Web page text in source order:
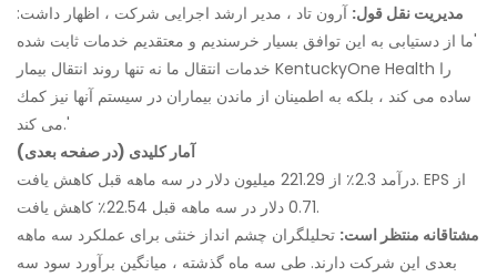
مدیریت نقل قول: آرون تاد ، مدیر ارشد اجرایی شرکت ، اظهار داشت:
'ما از دستیابی به این توافق بسیار خرسندیم و معتقدیم خدمات ثابت شده
خدمات انتقال ما نه تنها روند انتقال بیمار KentuckyOne Health را
ساده می كند ، بلكه به اطمینان از ماندن بیماران در سیستم آنها نیز كمك
می كند.'
آمار کلیدی (در صفحه بعدی)
درآمد 2.3٪ از 221.29 میلیون دلار در سه ماهه قبل کاهش یافت. EPS از
0.71 دلار در سه ماهه قبل 22.54٪ کاهش یافت.
مشتاقانه منتظر است: تحلیلگران چشم انداز خنثی برای عملکرد سه ماهه
بعدی این شرکت دارند. طی سه ماه گذشته ، میانگین برآورد سود سه